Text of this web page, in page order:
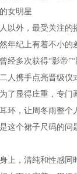
女明星
以外，最受关注的
年纪上有着不小的
经多次获得“影帝”“
人携手点亮晋级仪
了显得庄重，专门
环，让周冬雨整个
这个裙子尺码的问
上，清纯和性感同